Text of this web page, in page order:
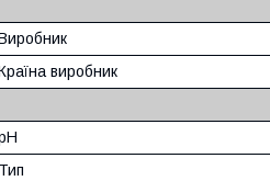
виробник